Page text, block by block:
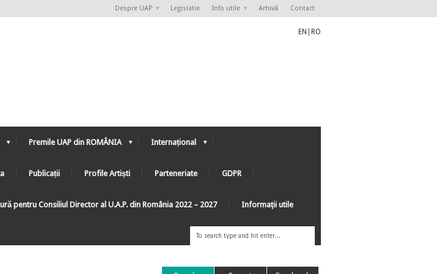
Despre UAP Legislatie Info utile Arhivă Contact
EN RO
Premile UAP din ROMÂNIA Internațional
Publicații Profile Artiști Parteneriate GDPR
pentru Consiliul Director al U.A.P. din România 2022 – 2027 Informaţii utile